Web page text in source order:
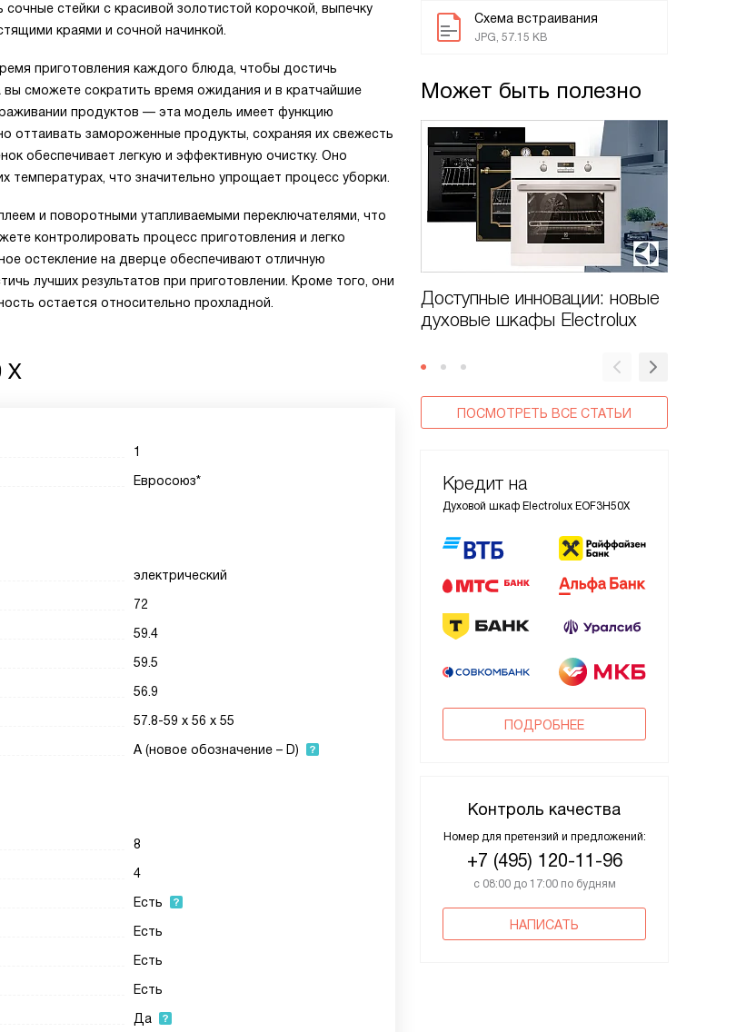
Схема встраивания
JPG, 57.15 KB
Может быть полезно
Доступные инновации: новые
духовые шкафы Electrolux
ПОСМОТРЕТЬ ВСЕ СТАТЬИ
Кредит на
Духовой шкаф Electrolux EOF3H50X
ПОДРОБНЕЕ
Контроль качества
Номер для претензий и предложений:
+7 (495) 120-11-96
с 08:00 до 17:00 по будням
НАПИСАТЬ
стейки с красивой золотистой корочкой, выпечку
краями и сочной начинкой.
приготовления каждого блюда, чтобы достичь
вы сможете сократить время ожидания и в кратчайшие
продуктов — эта модель имеет функцию
оттаивать замороженные продукты, сохраняя их свежесть
обеспечивает легкую и эффективную очистку. Оно
температурах, что значительно упрощает процесс уборки.
и поворотными утапливаемыми переключателями, что
контролировать процесс приготовления и легко
остекление на дверце обеспечивают отличную
лучших результатов при приготовлении. Кроме того, они
остается относительно прохладной.
X
1
Евросоюз*
электрический
72
59.4
59.5
56.9
57.8-59 х 56 х 55
A (новое обозначение – D)
8
4
Есть
Есть
Есть
Есть
Да